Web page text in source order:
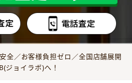
全／お客様負担ゼロ／全国店舗展開
ジョイラボ)へ！